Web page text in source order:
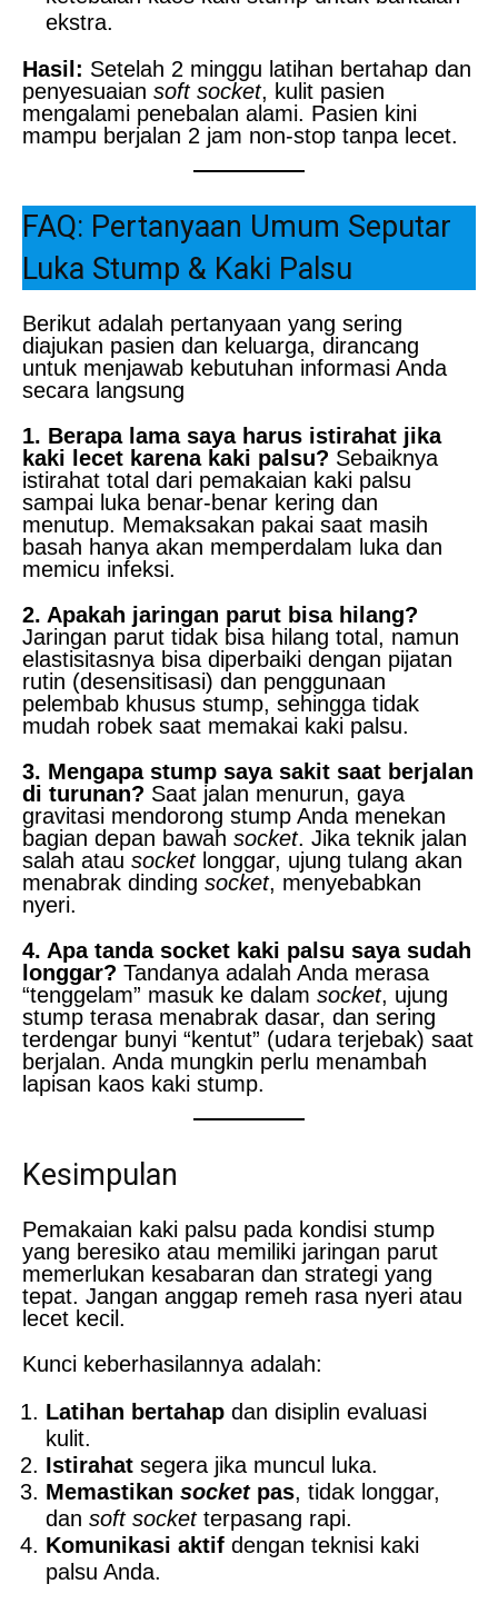
ekstra.
Hasil: Setelah 2 minggu latihan bertahap dan
penyesuaian soft socket, kulit pasien
mengalami penebalan alami. Pasien kini
mampu berjalan 2 jam non-stop tanpa lecet.
FAQ: Pertanyaan Umum Seputar
Luka Stump & Kaki Palsu
Berikut adalah pertanyaan yang sering
diajukan pasien dan keluarga, dirancang
untuk menjawab kebutuhan informasi Anda
secara langsung
1. Berapa lama saya harus istirahat jika
kaki lecet karena kaki palsu? Sebaiknya
istirahat total dari pemakaian kaki palsu
sampai luka benar-benar kering dan
menutup. Memaksakan pakai saat masih
basah hanya akan memperdalam luka dan
memicu infeksi.
2. Apakah jaringan parut bisa hilang?
Jaringan parut tidak bisa hilang total, namun
elastisitasnya bisa diperbaiki dengan pijatan
rutin (desensitisasi) dan penggunaan
pelembab khusus stump, sehingga tidak
mudah robek saat memakai kaki palsu.
3. Mengapa stump saya sakit saat berjalan
di turunan? Saat jalan menurun, gaya
gravitasi mendorong stump Anda menekan
bagian depan bawah socket. Jika teknik jalan
salah atau socketlonggar, ujung tulang akan
menabrak dinding socket, menyebabkan
nyeri.
4. Apa tanda socket kaki palsu saya sudah
longgar? Tandanya adalah Anda merasa
“tenggelam” masuk ke dalam socket, ujung
stump terasa menabrak dasar, dan sering
terdengar bunyi “kentut” (udara terjebak) saat
berjalan. Anda mungkin perlu menambah
lapisan kaos kaki stump.
Kesimpulan
Pemakaian kaki palsu pada kondisi stump
yang beresiko atau memiliki jaringan parut
memerlukan kesabaran dan strategi yang
tepat. Jangan anggap remeh rasa nyeri atau
lecet kecil.
Kunci keberhasilannya adalah:
Latihan bertahap dan disiplin evaluasi
kulit.
Istirahat segera jika muncul luka.
Memastikan socketpas, tidak longgar,
dan soft socketterpasang rapi.
Komunikasi aktif dengan teknisi kaki
palsu Anda.